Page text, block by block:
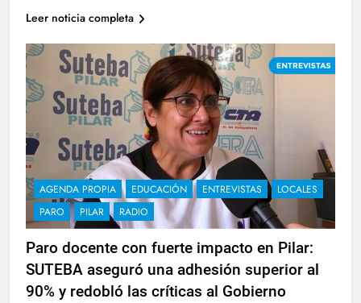
Leer noticia completa
AGENDA PROPIA EDUCACIÓN ENTREVISTAS
LOCALES
PARO
PILAR RADIO
Paro docente con fuerte impacto en Pilar:
SUTEBA aseguró una adhesión superior al
90% y redobló las críticas al Gobierno